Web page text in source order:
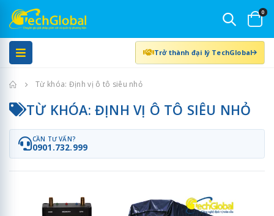
0
Trở thành đại lý TechGlobal
Trang chủTừ khóa: Định vị ô tô siêu nhỏ
TỪ KHÓA: ĐỊNH VỊ Ô TÔ SIÊU NHỎ
CẦN TƯ VẤN?
0901.732.999